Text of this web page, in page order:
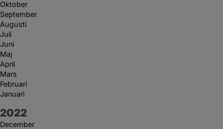
Oktober
September
Augusti
Juli
Juni
Maj
April
Mars
Februari
Januari
År:
2022
December